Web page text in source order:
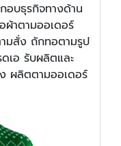
อบธุรกิจทางด้าน
าตามออเดอร์
มสั่ง ถักทอตามรูป
เอ รับผลิตและ
ผลิตตามออเดอร์